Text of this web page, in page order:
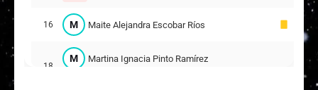
18
E Emilia Agustina Soto Zamorano
15
16 M Maite Alejandra Escobar Ríos
18
M Martina Ignacia Pinto Ramírez